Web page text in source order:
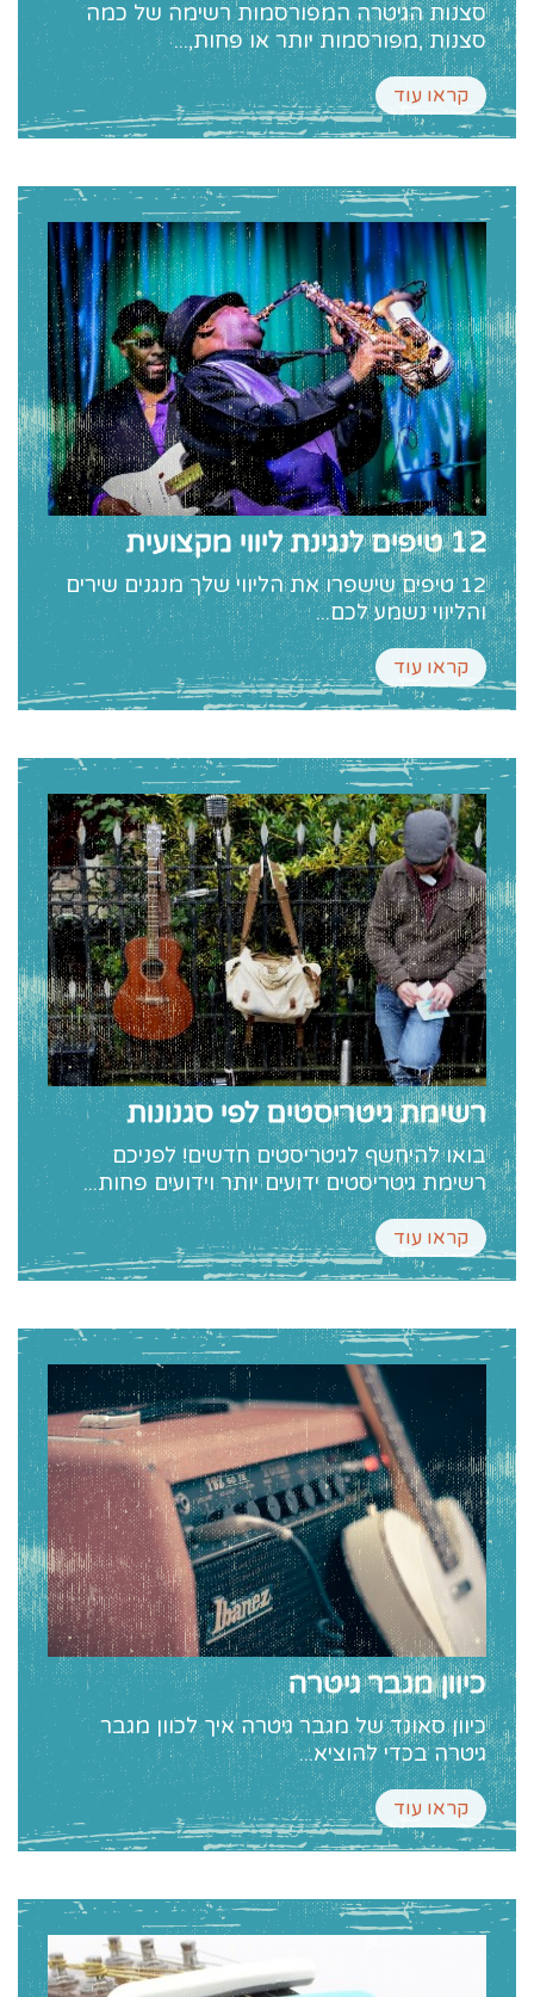
סצנות הגיטרה המפורסמות רשימה של כמה
סצנות ,מפורסמות יותר או פחות,...
קראו עוד
12 טיפים לנגינת ליווי מקצועית
12 טיפים שישפרו את הליווי שלך מנגנים שירים
והליווי נשמע לכם...
קראו עוד
רשימת גיטריסטים לפי סגנונות
בואו להיחשף לגיטריסטים חדשים! לפניכם
רשימת גיטריסטים ידועים יותר וידועים פחות...
קראו עוד
כיוון מגבר גיטרה
כיוון סאונד של מגבר גיטרה איך לכוון מגבר
גיטרה בכדי להוציא...
קראו עוד